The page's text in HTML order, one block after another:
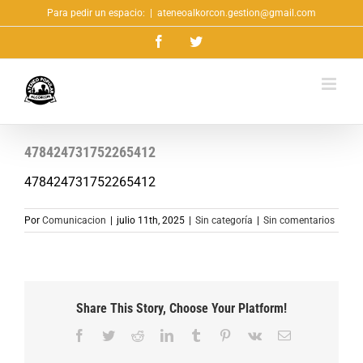
al
Para pedir un espacio: ateneoalkorcon.gestion@gmail.com
FacebookTwitter
478424731752265412
478424731752265412
Por Comunicacion julio 11th, 2025 Sin categoría Sin comentarios
Share This Story, Choose Your Platform!
Facebook
TwitterRedditLinkedInTumblr Pinterest
Vk
Correo